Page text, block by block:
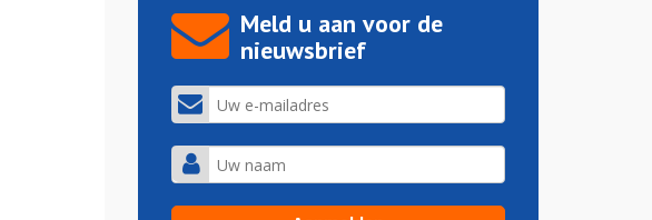
Meld u aan voor de
nieuwsbrief